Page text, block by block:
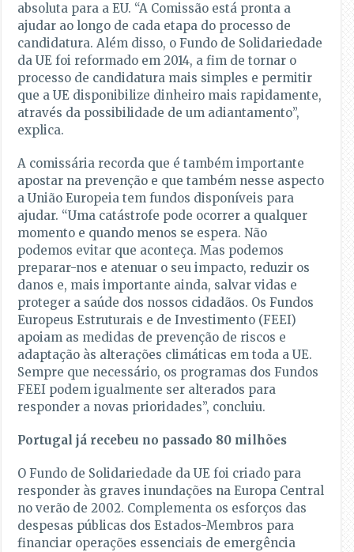
absoluta para a EU. “A Comissão está pronta a
ajudar ao longo de cada etapa do processo de
candidatura. Além disso, o Fundo de Solidariedade
da UE foi reformado em 2014, a fim de tornar o
processo de candidatura mais simples e permitir
que a UE disponibilize dinheiro mais rapidamente,
através da possibilidade de um adiantamento”,
explica.
A comissária recorda que é também importante
apostar na prevenção e que também nesse aspecto
a União Europeia tem fundos disponíveis para
ajudar. “Uma catástrofe pode ocorrer a qualquer
momento e quando menos se espera. Não
podemos evitar que aconteça. Mas podemos
preparar-nos e atenuar o seu impacto, reduzir os
danos e, mais importante ainda, salvar vidas e
proteger a saúde dos nossos cidadãos. Os Fundos
Europeus Estruturais e de Investimento (FEEI)
apoiam as medidas de prevenção de riscos e
adaptação às alterações climáticas em toda a UE.
Sempre que necessário, os programas dos Fundos
FEEI podem igualmente ser alterados para
responder a novas prioridades”, concluiu.
Portugal já recebeu no passado 80 milhões
O Fundo de Solidariedade da UE foi criado para
responder às graves inundações na Europa Central
no verão de 2002. Complementa os esforços das
despesas públicas dos Estados-Membros para
financiar operações essenciais de emergência